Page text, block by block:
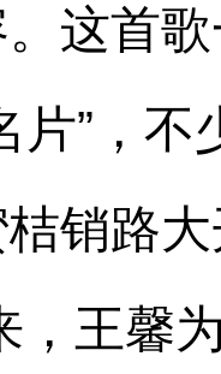
这首
”， 不
销路
，王馨